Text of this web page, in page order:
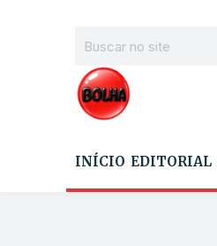
INÍCIO EDITORIAL